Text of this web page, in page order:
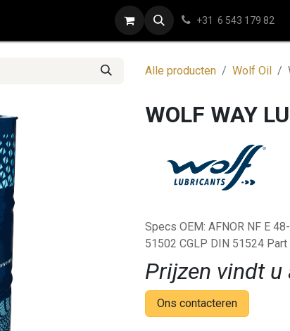
+31 6 543 179 82
Alle producten Wolf Oil
WOLF WAY
Specs OEM: AFNOR NF E
51502 CGLP DIN 51524
Prijzen vindt u
Ons contacteren